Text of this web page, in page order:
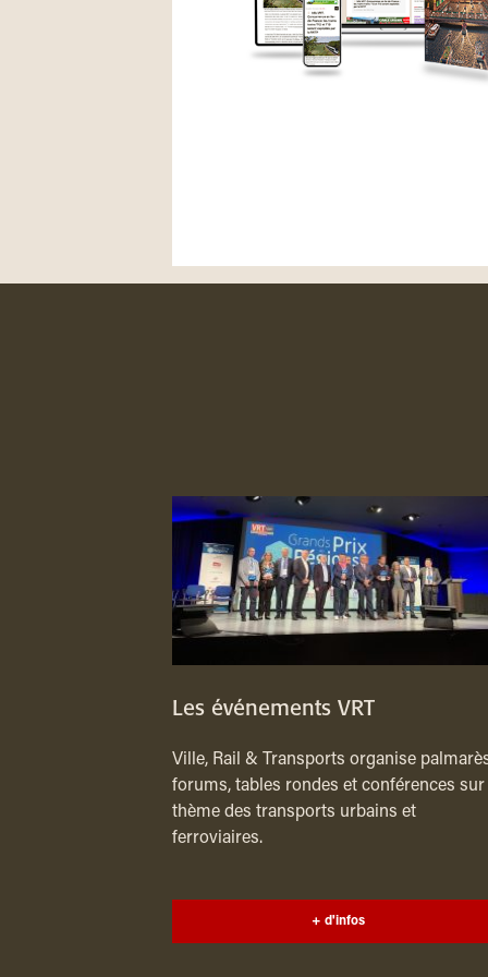
Les événements VRT
Ville, Rail & Transports organise
forums, tables rondes et conférences sur
thème des transports urbains et
ferroviaires.
+ d'infos